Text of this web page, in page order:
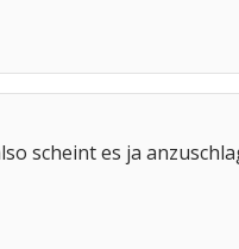
scheint es ja